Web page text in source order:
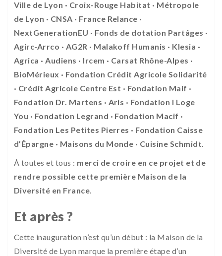
Ville de Lyon · Croix-Rouge Habitat · Métropole
de Lyon · CNSA · France Relance ·
NextGenerationEU · Fonds de dotation Partâges ·
Agirc-Arrco · AG2R · Malakoff Humanis · Klesia ·
Agrica · Audiens · Ircem · Carsat Rhône-Alpes ·
BioMérieux · Fondation Crédit Agricole Solidarité
· Crédit Agricole Centre Est · Fondation Maif ·
Fondation Dr. Martens · Aris · Fondation I Loge
You · Fondation Legrand · Fondation Macif ·
Fondation Les Petites Pierres · Fondation Caisse
d’Épargne · Maisons du Monde · Cuisine Schmidt.
À toutes et tous : merci de croire en ce projet et de
rendre possible cette première Maison de la
Diversité en France.
Et après ?
Cette inauguration n’est qu’un début : la Maison de la
Diversité de Lyon marque la première étape d’un